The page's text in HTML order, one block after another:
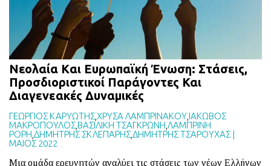
ΕΠΙΚΟΙΝΩΝΙΑ
ΕΚΔΟΣΕΙΣ
Νεολαία Kαι Ευρωπαϊκή Ένωση: Στάσεις,
Προσδιοριστικοί Παράγοντες Και
Διαγενεακές Δυναμικές
ΓΕΩΡΓΙΟΣ ΚΑΡΥΩΤΗΣΧΡΥΣΑ ΛΑΜΠΡΙΝΑΚΟΥΙΑΚΩΒΟΣ
ΜΑΚΡΟΠΟΥΛΟΣΒΑΣΙΛΙΚΗ ΤΣΑΓΚΡΩΝΗ ΛΑΜΠΡΙΝΗ
ΡΟΡΗ ΔΗΜΗΤΡΗΣ ΣΚΛΕΠΑΡΗΣΔΗΜΗΤΡΗΣ ΤΣΑΡΟΥΧΑΣ |
ΜΑΙΟΣ 2022
Μια ομάδα ερευνητών αναλύει τις στάσεις των νέων Ελλήνων